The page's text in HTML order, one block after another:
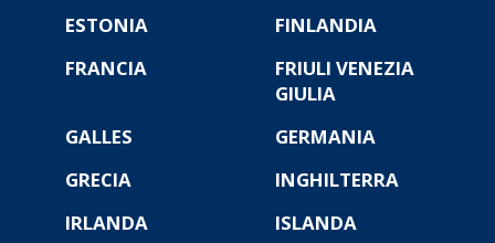
ESTONIA
FINLANDIA
FRANCIA
FRIULI VENEZIA
GIULIA
GALLES
GERMANIA
GRECIA
INGHILTERRA
IRLANDA
ISLANDA